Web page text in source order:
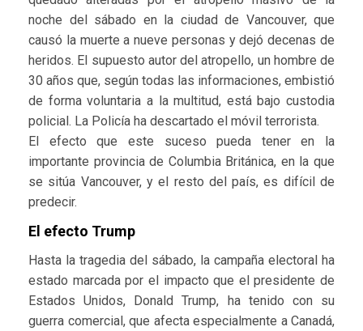
noche del sábado en la ciudad de Vancouver, que
causó la muerte a nueve personas y dejó decenas de
heridos. El supuesto autor del atropello, un hombre de
30 años que, según todas las informaciones, embistió
de forma voluntaria a la multitud, está bajo custodia
policial. La Policía ha descartado el móvil terrorista.
El efecto que este suceso pueda tener en la
importante provincia de Columbia Británica, en la que
se sitúa Vancouver, y el resto del país, es difícil de
predecir.
El efecto Trump
Hasta la tragedia del sábado, la campaña electoral ha
estado marcada por el impacto que el presidente de
Estados Unidos, Donald Trump, ha tenido con su
guerra comercial, que afecta especialmente a Canadá,